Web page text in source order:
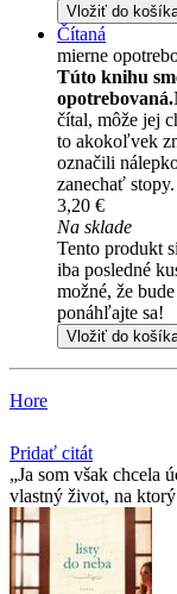
Vložiť do
Čítaná
mierne
Túto knihu
opotrebovaná.
čítal, môže jej
to akokoľvek
označili
zanechať stopy.
3,20 €
Na sklade
Tento produkt
iba posledné
možné, že
ponáhľajte sa!
Vložiť do
Hore
Pridať citát
Ja som však chcela
vlastný život, na